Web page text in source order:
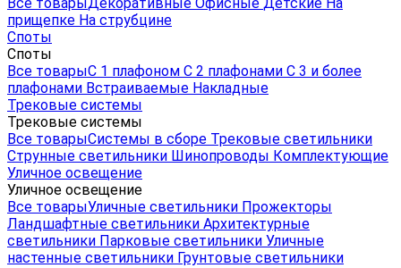
прищепке На струбцине
Споты
Споты
Все товарыС 1 плафоном С 2 плафонами С 3 и более
плафонами Встраиваемые Накладные
Трековые системы
Трековые системы
Все товарыСистемы в сборе Трековые светильники
Струнные светильники Шинопроводы Комплектующие
Уличное освещение
Уличное освещение
Все товарыУличные светильники Прожекторы
Ландшафтные светильники Архитектурные
светильники Парковые светильники Уличные
настенные светильники Грунтовые светильники